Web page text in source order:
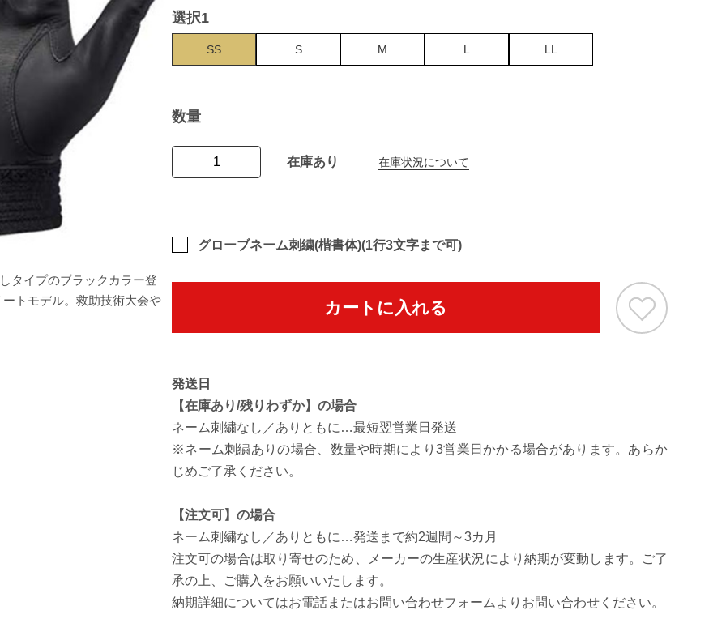
タイプのブラックカラー登
トモデル。救助技術大会や
素手感覚の薄手仕様「R-MAX1」からさらにやわらかさを追求した特別なブラックモデ
選択1
SS S M L LL
数量
在庫あり 在庫状況について
グローブネーム刺繍(楷書体)(1行3文字まで可)
カートに入れる
発送日
【在庫あり/残りわずか】の場合
ネーム刺繍なし／ありともに…最短翌営業日発送
※ネーム刺繍ありの場合、数量や時期により3営業日かかる場合があります。あらか
じめご了承ください。
【注文可】の場合
ネーム刺繍なし／ありともに…発送まで約2週間～3カ月
注文可の場合は取り寄せのため、メーカーの生産状況により納期が変動します。ご了
承の上、ご購入をお願いいたします。
納期詳細についてはお電話またはお問い合わせフォームよりお問い合わせください。